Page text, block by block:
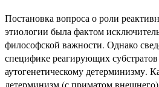
Постановка вопроса о роли
этиологии была фактом
философской важности. Однако
специфике реагирующих
аутогенетическому детерминизму.
детерминизм (с приматом